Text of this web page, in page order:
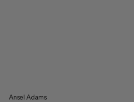
Ansel Adams